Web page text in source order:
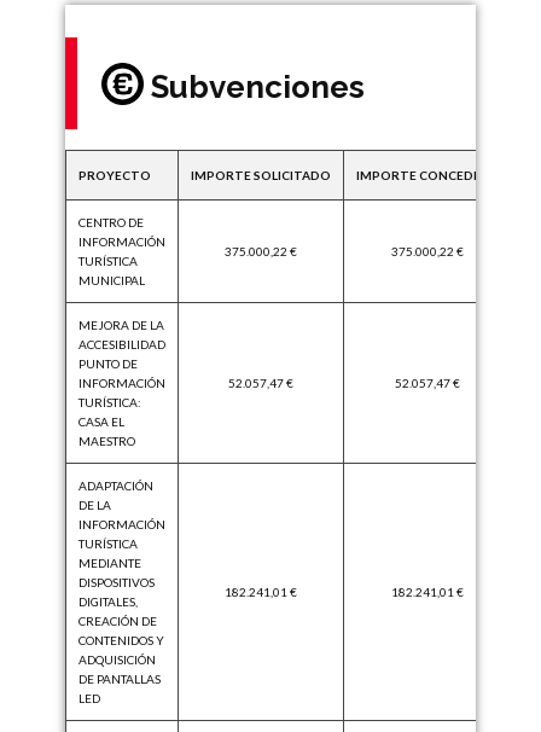
Subvenciones
PROYECTO IMPORTE SOLICITADO IMPORTE CONCEDIDO
CENTRO DE
INFORMACIÓN
TURÍSTICA
MUNICIPAL
375.000,22 € 375.000,22 €
MEJORA DE LA
ACCESIBILIDAD
PUNTO DE
INFORMACIÓN
TURÍSTICA:
CASA EL
MAESTRO
52.057,47 € 52.057,47 €
ADAPTACIÓN
DE LA
INFORMACIÓN
TURÍSTICA
MEDIANTE
DISPOSITIVOS
DIGITALES,
CREACIÓN DE
CONTENIDOS Y
ADQUISICIÓN
DE PANTALLAS
LED
182.241,01 € 182.241,01 €